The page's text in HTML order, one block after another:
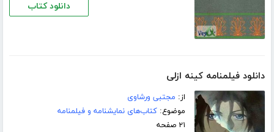
دانلود کتاب
دانلود فیلمنامه کینه ازلی
از: مجتبی ورشاوی
موضوع:کتاب‌های نمایشنامه و فیلمنامه
۲۱ صفحه